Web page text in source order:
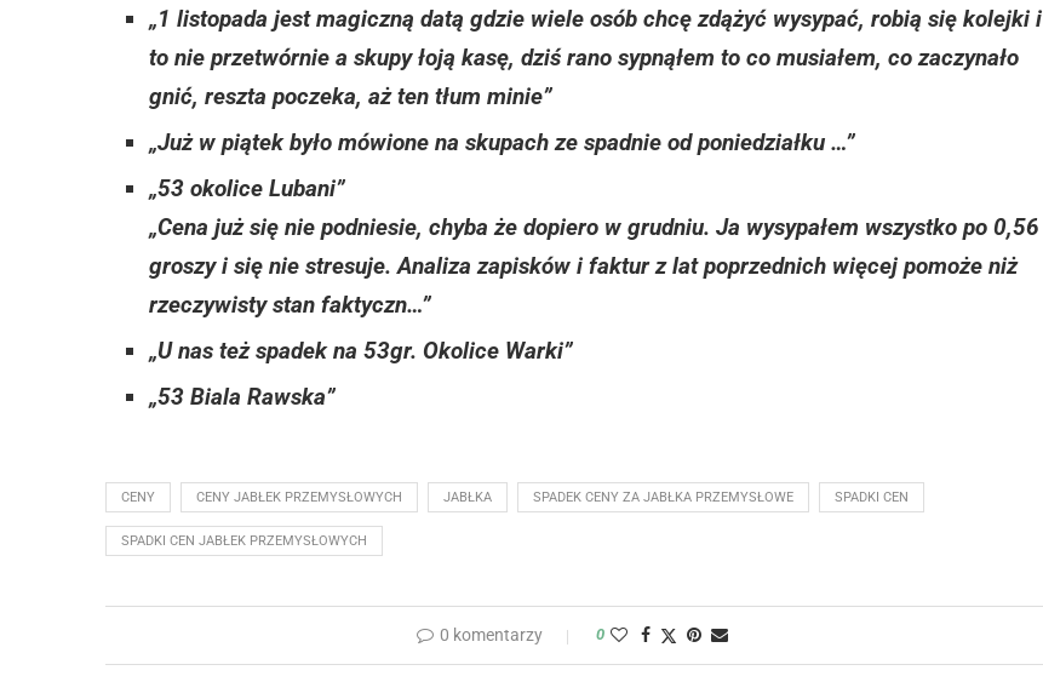
„1 listopada jest magiczną datą gdzie wiele osób chcę zdążyć wysypać, robią się kolejki i
to nie przetwórnie a skupy łoją kasę, dziś rano sypnąłem to co musiałem, co zaczynało
gnić, reszta poczeka, aż ten tłum minie”
„Już w piątek było mówione na skupach ze spadnie od poniedziałku …”
„53 okolice Lubani”
„Cena już się nie podniesie, chyba że dopiero w grudniu. Ja wysypałem wszystko po 0,56
groszy i się nie stresuje. Analiza zapisków i faktur z lat poprzednich więcej pomoże niż
rzeczywisty stan faktyczn…”
„U nas też spadek na 53gr. Okolice Warki”
„53 Biala Rawska”
CENY CENY JABŁEK PRZEMYSŁOWYCH JABŁKA SPADEK CENY ZA JABŁKA PRZEMYSŁOWE SPADKI CEN
SPADKI CEN JABŁEK PRZEMYSŁOWYCH
0 komentarzy 0